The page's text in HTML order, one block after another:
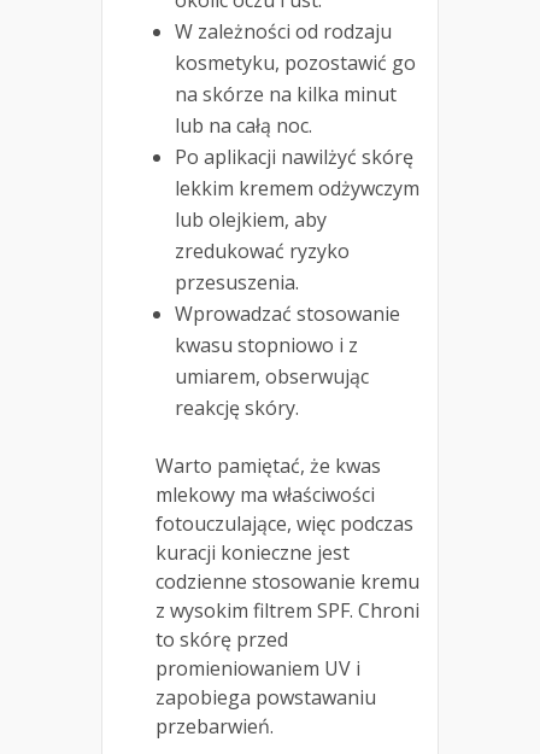
W zależności od rodzaju
kosmetyku, pozostawić go
na skórze na kilka minut
lub na całą noc.
Po aplikacji nawilżyć skórę
lekkim kremem odżywczym
lub olejkiem, aby
zredukować ryzyko
przesuszenia.
Wprowadzać stosowanie
kwasu stopniowo i z
umiarem, obserwując
reakcję skóry.
Warto pamiętać, że kwas
mlekowy ma właściwości
fotouczulające, więc podczas
kuracji konieczne jest
codzienne stosowanie kremu
z wysokim filtrem SPF. Chroni
to skórę przed
promieniowaniem UV i
zapobiega powstawaniu
przebarwień.